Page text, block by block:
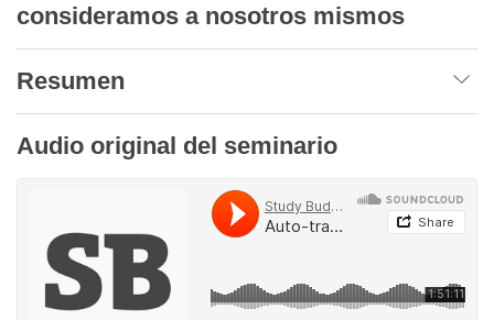
consideramos a nosotros mismos
Resumen
Audio original del seminario